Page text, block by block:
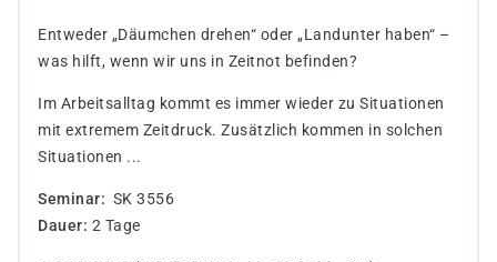
Entweder „Däumchen drehen“ oder „Landunter haben“ –
was hilft, wenn wir uns in Zeitnot befinden?
Im Arbeitsalltag kommt es immer wieder zu Situationen
mit extremem Zeitdruck. Zusätzlich kommen in solchen
Situationen ...
Seminar
SK 3556
Dauer 2 Tage